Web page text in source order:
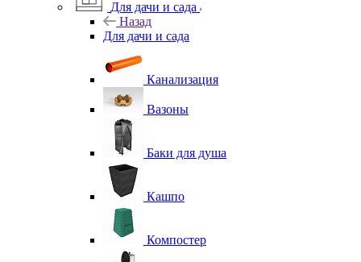
Для дачи и сада
Назад
Для дачи и сада
Канализация
Вазоны
Баки для душа
Кашпо
Компостер